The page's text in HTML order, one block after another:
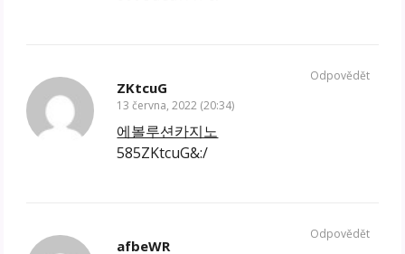
ZKtcuG
13 června, 2022 (20:34)
에볼루션카지노
585ZKtcuG&:/
Odpovědět
afbeWR
Odpovědět